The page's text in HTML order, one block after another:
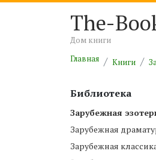
The-
Дом книги
Главная
Книги
Библиотека
Зарубежная
Зарубежная
Зарубежная